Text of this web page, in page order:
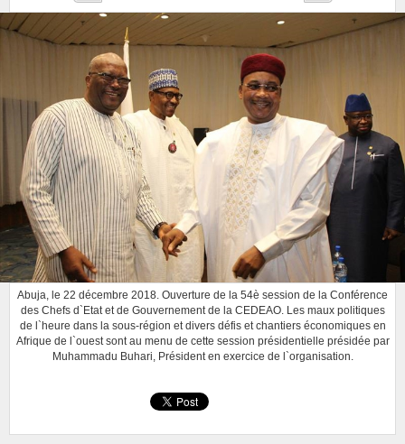
Abuja, le 22 décembre 2018. Ouverture de la 54è session de la Conférence
des Chefs d`Etat et de Gouvernement de la CEDEAO. Les maux politiques
de l`heure dans la sous-région et divers défis et chantiers économiques en
Afrique de l`ouest sont au menu de cette session présidentielle présidée par
Muhammadu Buhari, Président en exercice de l`organisation.